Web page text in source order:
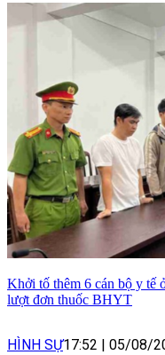
Khởi tố thêm 6 cán bộ y tế
lượt đơn thuốc BHYT
HÌNH SỰ17:52 05/08/